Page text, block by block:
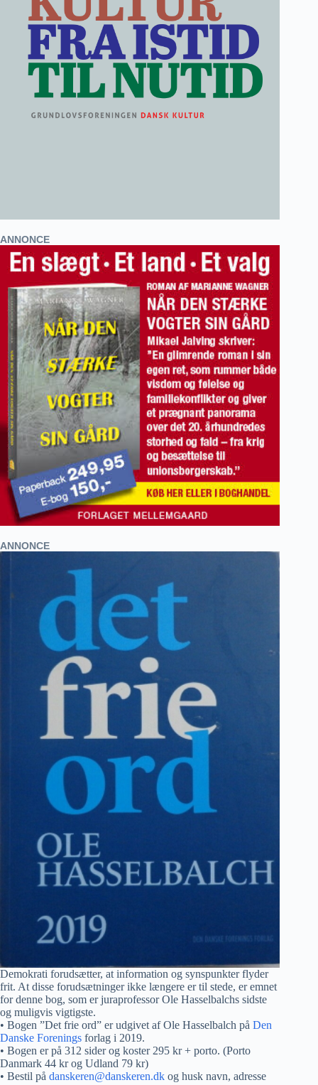
ANNONCE
ANNONCE
Demokrati forudsætter, at information og synspunkter flyder
frit. At disse forudsætninger ikke længere er til stede, er emnet
for denne bog, som er juraprofessor Ole Hasselbalchs sidste
og muligvis vigtigste.
• Bogen ”Det frie ord” er udgivet af Ole Hasselbalch på Den
Danske Forenings forlag i 2019.
• Bogen er på 312 sider og koster 295 kr + porto. (Porto
Danmark 44 kr og Udland 79 kr)
• Bestil på danskeren@danskeren.dk og husk navn, adresse